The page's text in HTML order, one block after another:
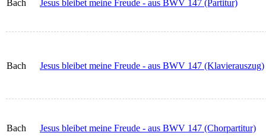
Bach Jesus bleibet meine Freude - aus BWV 147 (Partitur)
Bach Jesus bleibet meine Freude - aus BWV 147 (Klavierauszug)
Bach Jesus bleibet meine Freude - aus BWV 147 (Chorpartitur)